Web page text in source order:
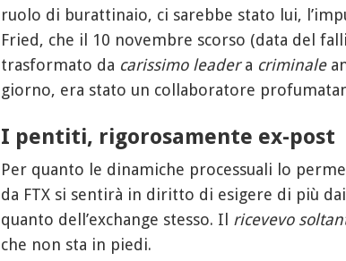
ruolo di burattinaio, ci sarebbe stato lui,
Fried, che il 10 novembre scorso (data del
trasformato da carissimo leadera criminale
giorno, era stato un collaboratore
I pentiti, rigorosamente ex-post
Per quanto le dinamiche processuali lo
da FTX si sentirà in diritto di esigere di più
quanto dell’exchange stesso. Il ricevevo
che non sta in piedi.